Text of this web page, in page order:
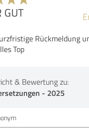
GUT
Rückmeldung
Top
& Bewertung zu:
- 2025